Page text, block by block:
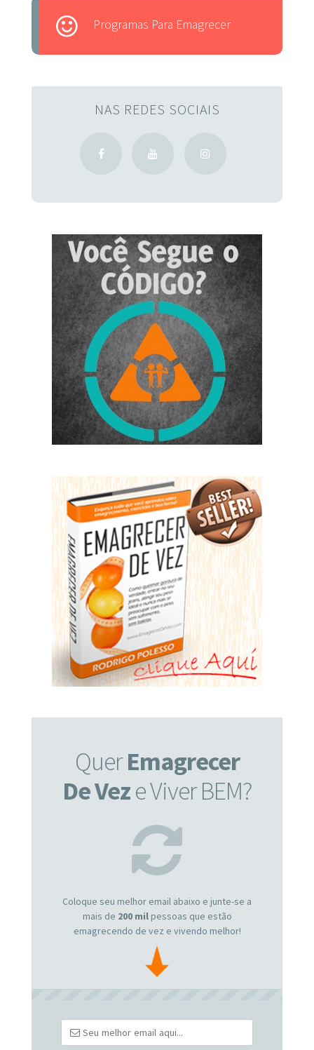
Programas Para Emagrecer
NAS REDES SOCIAIS
QuerEmagrecer
De Veze Viver BEM?
Coloque seu melhor email abaixo e junte-se a
mais de 200 milpessoas que estão
emagrecendo de vez e vivendo melhor!